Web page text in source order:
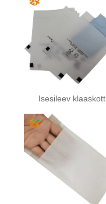
Isesileev klaaskott